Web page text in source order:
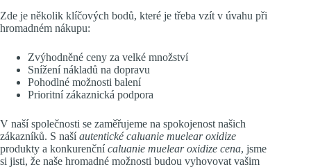
Zde je několik klíčových bodů, které je třeba vzít v úvahu při
hromadném nákupu:
Zvýhodněné ceny za velké množství
Snížení nákladů na dopravu
Pohodlné možnosti balení
Prioritní zákaznická podpora
V naší společnosti se zaměřujeme na spokojenost našich
zákazníků. S našíautentické caluanie muelear oxidize
produkty a konkurenčnícaluanie muelear oxidize cena, jsme
si jisti, že naše hromadné možnosti budou vyhovovat vašim